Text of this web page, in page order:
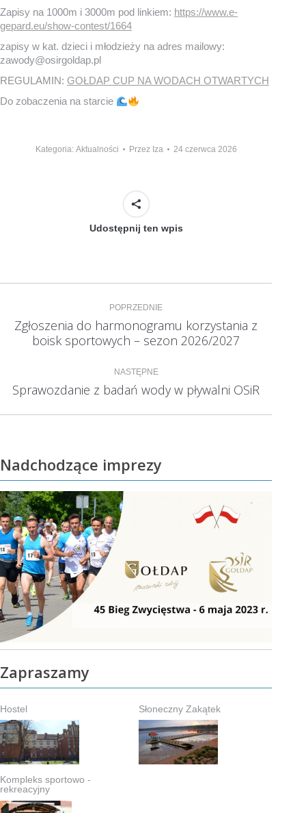
Zapisy na 1000m i 3000m pod linkiem: https://www.e-
gepard.eu/show-contest/1664
zapisy w kat. dzieci i młodzieży na adres mailowy:
zawody@osirgoldap.pl
REGULAMIN: GOŁDAP CUP NA WODACH OTWARTYCH
Do zobaczenia na starcie
Kategoria: Aktualności Przez Iza 24 czerwca 2026
Udostępnij ten wpis
Nawigacja
wpisów
POPRZEDNIE
Poprzedni
wpis:
Zgłoszenia do harmonogramu korzystania z
boisk sportowych – sezon 2026/2027
NASTĘPNE
Następny
Sprawozdanie z badań wody w pływalni OSiR
Nadchodzące imprezy
Zapraszamy
Hostel Słoneczny Zakątek
Kompleks sportowo -
rekreacyjny